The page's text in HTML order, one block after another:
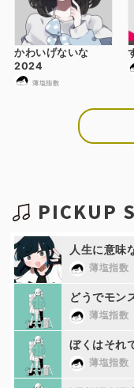
かわいげないな
2024
薄塩指数
PICKUP
薄塩指数
どうでモン
薄塩指数
薄塩指数